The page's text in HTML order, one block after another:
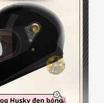
Kính thay thế nón bảo hiểm
KLT
KYT
Lót nón Bulldog
Lót nón EGO